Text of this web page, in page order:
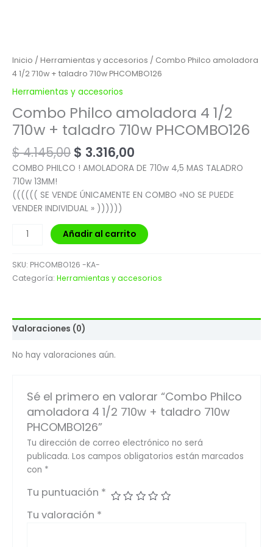
Inicio / Herramientas y accesorios / Combo Philco amoladora
4 1/2 710w + taladro 710w PHCOMBO126
Herramientas y accesorios
Combo Philco amoladora 4 1/2
710w + taladro 710w PHCOMBO126
$4.145,00 $ 3.316,00
COMBO PHILCO ! AMOLADORA DE 710w 4,5 MAS TALADRO
710w 13MM!
(((((( SE VENDE ÚNICAMENTE EN COMBO «NO SE PUEDE
VENDER INDIVIDUAL » ))))))
Añadir al carrito
SKU: PHCOMBO126 -KA-
Categoría: Herramientas y accesorios
Valoraciones (0)
No hay valoraciones aún.
Sé el primero en valorar “Combo Philco
amoladora 4 1/2 710w + taladro 710w
PHCOMBO126”
Tu dirección de correo electrónico no será
publicada. Los campos obligatorios están marcados
con *
Tu puntuación *
Tu valoración *